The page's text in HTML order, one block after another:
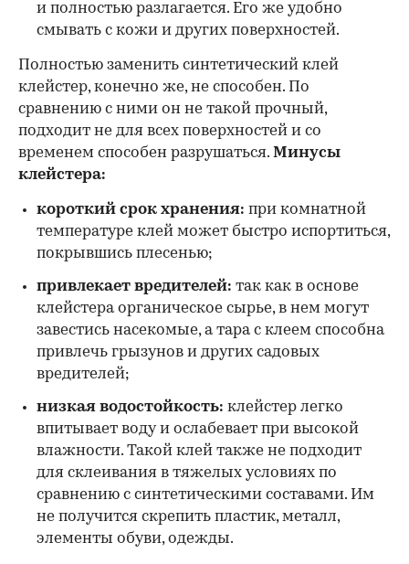
и полностью разлагается. Его же удобно
смывать с кожи и других поверхностей.
Полностью заменить синтетический клей
клейстер, конечно же, не способен. По
сравнению с ними он не такой прочный,
подходит не для всех поверхностей и со
временем способен разрушаться. Минусы
клейстера:
короткий срок хранения: при комнатной
температуре клей может быстро испортиться,
покрывшись плесенью;
привлекает вредителей: так как в основе
клейстера органическое сырье, в нем могут
завестись насекомые, а тара с клеем способна
привлечь грызунов и других садовых
вредителей;
низкая водостойкость: клейстер легко
впитывает воду и ослабевает при высокой
влажности. Такой клей также не подходит
для склеивания в тяжелых условиях по
сравнению с синтетическими составами. Им
не получится скрепить пластик, металл,
элементы обуви, одежды.